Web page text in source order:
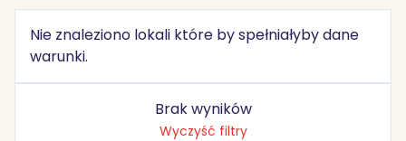
Nie znaleziono lokali które by spełniałyby dane
warunki.
Brak wyników
Wyczyść filtry